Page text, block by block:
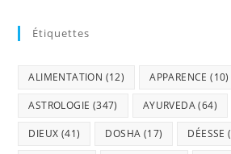
Étiquettes
ALIMENTATION (12) APPARENCE (10)
ASTROLOGIE (347) AYURVEDA(64)
DIEUX (41) DOSHA (17) DÉESSE